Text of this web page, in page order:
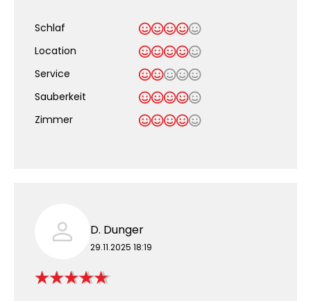
Schlaf
Location
Service
Sauberkeit
Zimmer
D. Dunger
29.11.2025 18:19